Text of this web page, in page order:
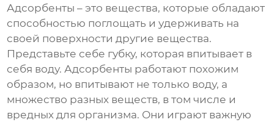
Адсорбенты – это вещества, которые обладают
способностью поглощать и удерживать на
своей поверхности другие вещества.
Представьте себе губку, которая впитывает в
себя воду. Адсорбенты работают похожим
образом, но впитывают не только воду, а
множество разных веществ, в том числе и
вредных для организма. Они играют важную